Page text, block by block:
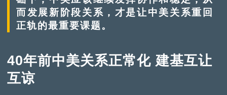
而发展新阶段关系，才是让中美关系重回
正轨的最重要课题。
40年前中美关系正常化 建基互让
互谅